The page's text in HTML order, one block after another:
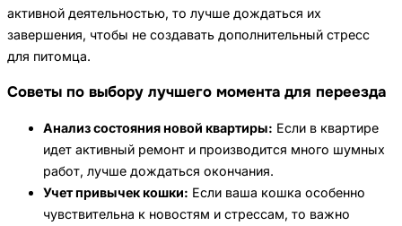
активной деятельностью, то лучше дождаться их
завершения, чтобы не создавать дополнительный стресс
для питомца.
Советы по выбору лучшего момента для переезда
Анализ состояния новой квартиры: Если в квартире
идет активный ремонт и производится много шумных
работ, лучше дождаться окончания.
Учет привычек кошки: Если ваша кошка особенно
чувствительна к новостям и стрессам, то важно